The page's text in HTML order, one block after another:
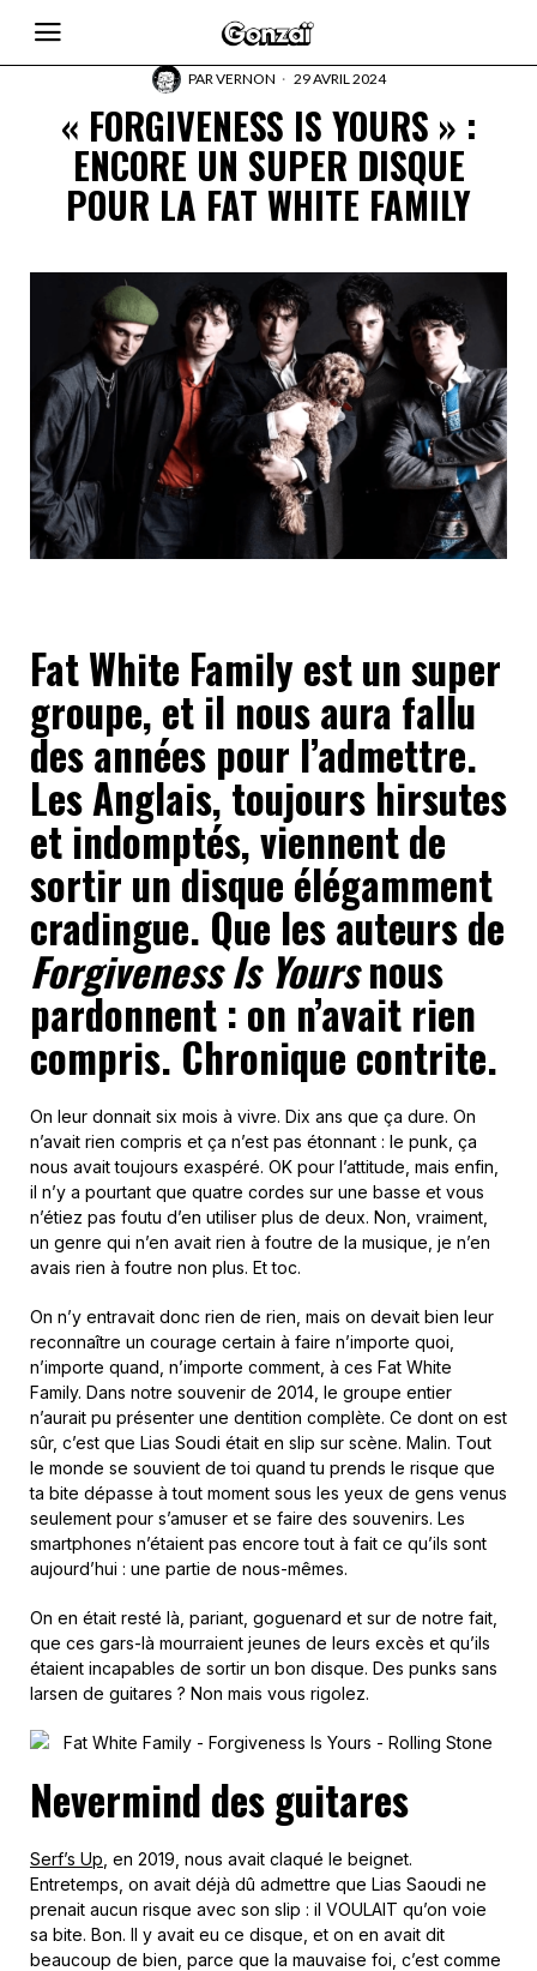
PARVERNON 29 AVRIL 2024
« FORGIVENESS IS YOURS » :
ENCORE UN SUPER DISQUE
POUR LA FAT WHITE FAMILY
Fat White Family est un super
groupe, et il nous aura fallu
des années pour l’admettre.
Les Anglais, toujours hirsutes
et indomptés, viennent de
sortir un disque élégamment
cradingue. Que les auteurs de
Forgiveness Is Yoursnous
pardonnent : on n’avait rien
compris. Chronique contrite.
On leur donnait six mois à vivre. Dix ans que ça dure. On
n’avait rien compris et ça n’est pas étonnant : le punk, ça
nous avait toujours exaspéré. OK pour l’attitude, mais enfin,
il n’y a pourtant que quatre cordes sur une basse et vous
n’étiez pas foutu d’en utiliser plus de deux. Non, vraiment,
un genre qui n’en avait rien à foutre de la musique, je n’en
avais rien à foutre non plus. Et toc.
On n’y entravait donc rien de rien, mais on devait bien leur
reconnaître un courage certain à faire n’importe quoi,
n’importe quand, n’importe comment, à ces Fat White
Family. Dans notre souvenir de 2014, le groupe entier
n’aurait pu présenter une dentition complète. Ce dont on est
sûr, c’est que Lias Soudi était en slip sur scène. Malin. Tout
le monde se souvient de toi quand tu prends le risque que
ta bite dépasse à tout moment sous les yeux de gens venus
seulement pour s’amuser et se faire des souvenirs. Les
smartphones n’étaient pas encore tout à fait ce qu’ils sont
aujourd’hui : une partie de nous-mêmes.
On en était resté là, pariant, goguenard et sur de notre fait,
que ces gars-là mourraient jeunes de leurs excès et qu’ils
étaient incapables de sortir un bon disque. Des punks sans
larsen de guitares ? Non mais vous rigolez.
Nevermind des guitares
Serf’s Up , en 2019, nous avait claqué le beignet.
Entretemps, on avait déjà dû admettre que Lias Saoudi ne
prenait aucun risque avec son slip : il VOULAIT qu’on voie
sa bite. Bon. Il y avait eu ce disque, et on en avait dit
beaucoup de bien, parce que la mauvaise foi, c’est comme